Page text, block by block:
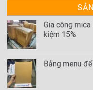
Gia công
kiệm 15%
Bảng menu